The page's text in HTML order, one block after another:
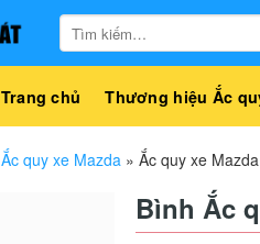
Tìm
kiếm:
Trang chủ Thương hiệu Ắc
Ắc quy xe Mazda » Ắc quy xe
Bình Ắc